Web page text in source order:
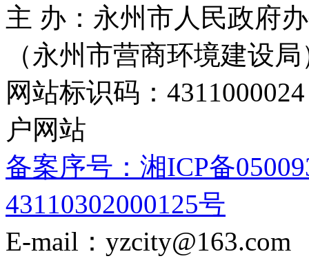
主 办：永州市人民政府
（永州市营商环境建设局
网站标识码：
户网站
备案序号：湘ICP备
43110302000125号
E-mail：yzcity@163.com